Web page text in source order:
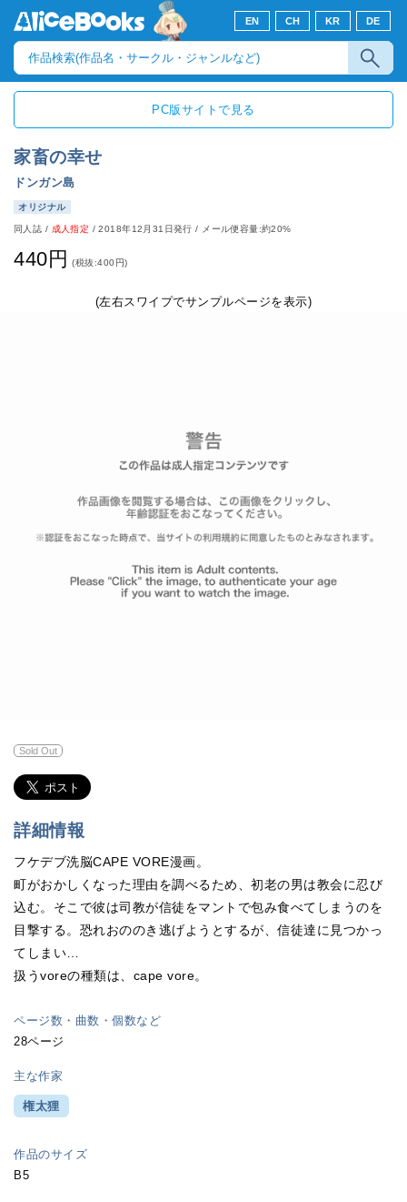
EN CH KR DE
PC版サイトで見る
家畜の幸せ
ドンガン島
オリジナル
同人誌 / 成人指定 /2018年12月31日発行 / メール便容量:約20%
440円 (税抜:400円)
(左右スワイプでサンプルページを表示)
Sold Out
詳細情報
フケデブ洗脳CAPE VORE漫画。
町がおかしくなった理由を調べるため、初老の男は教会に忍び
込む。そこで彼は司教が信徒をマントで包み食べてしまうのを
目撃する。恐れおののき逃げようとするが、信徒達に見つかっ
てしまい…
扱うvoreの種類は、cape vore。
ページ数・曲数・個数など
28ページ
主な作家
権太狸
作品のサイズ
B5